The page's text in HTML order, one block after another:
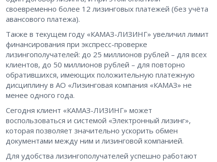
своевременно более 12 лизинговых платежей (без учёта
авансового платежа).
Также в текущем году «КАМАЗ-ЛИЗИНГ» увеличил лимит
финансирования при экспресс-проверке
лизингополучателей: до 25 миллионов рублей – для всех
клиентов, до 50 миллионов рублей – для повторно
обратившихся, имеющих положительную платежную
дисциплину в АО «Лизинговая компания «КАМАЗ» не
менее одного года.
Сегодня клиент «КАМАЗ-ЛИЗИНГ» может
воспользоваться и системой «Электронный лизинг»,
которая позволяет значительно ускорить обмен
документами между ним и лизинговой компанией.
Для удобства лизингополучателей успешно работают